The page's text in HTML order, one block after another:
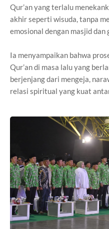
Qur’an yang terlalu
akhir seperti wisuda, tanpa
emosional dengan masjid dan
Ia menyampaikan bahwa
Qur’an di masa lalu yang
berjenjang dari mengeja,
relasi spiritual yang kuat